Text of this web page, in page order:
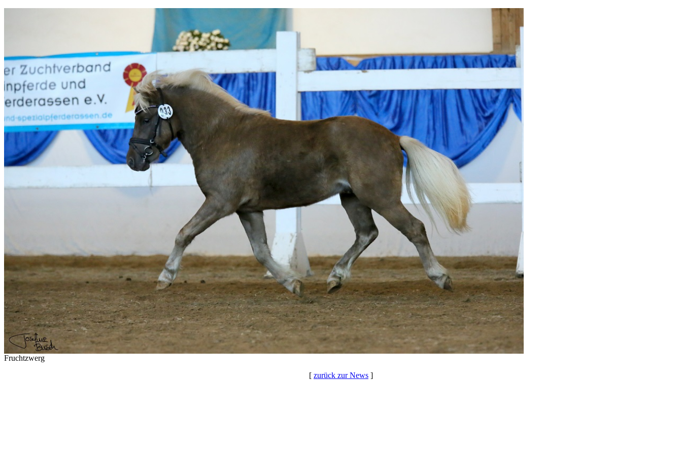
Fruchtzwerg
[ zurück zur News ]